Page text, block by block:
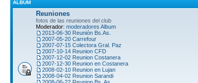
ALBUM
Reuniones
fotos de las reuniones del club
Moderador: moderadores Album
2013-06-30 Reunión Bs.As.
2007-05-20 Carrefour
2007-07-15 Colectora Gral. Paz
2007-10-14 Reunion CFD
2007-12-02 Reunion Costanera
2007-12-30 Reunion en Costanera
2008-02-10 Reunion en Lujan
2008-04-02 Reunion Sarandi
2008-06-22 Reunion Bs. As